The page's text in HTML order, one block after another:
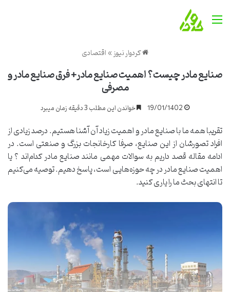
منو
کردوار نیوز»اقتصادی
صنایع مادر چیست؟ اهمیت صنایع مادر+ فرق صنایع مادر و
مصرفی
19/01/1402 خواندن این مطلب 3 دقیقه زمان میبرد
تقریبا همه ما با صنایع مادر و اهمیت زیاد آن آشنا هستیم. درصد زیادی از
افراد تصورشان از این صنایع، صرفا کارخانجات بزرگ و صنعتی است. در
ادامه مقاله قصد داریم به سوالات مهمی مانند صنایع مادر کدام‌اند ؟ یا
اهمیت صنایع مادر در چه حوزه‌هایی است، پاسخ دهیم. توصیه می‌کنیم
تا انتهای بحث ما را یاری کنید.